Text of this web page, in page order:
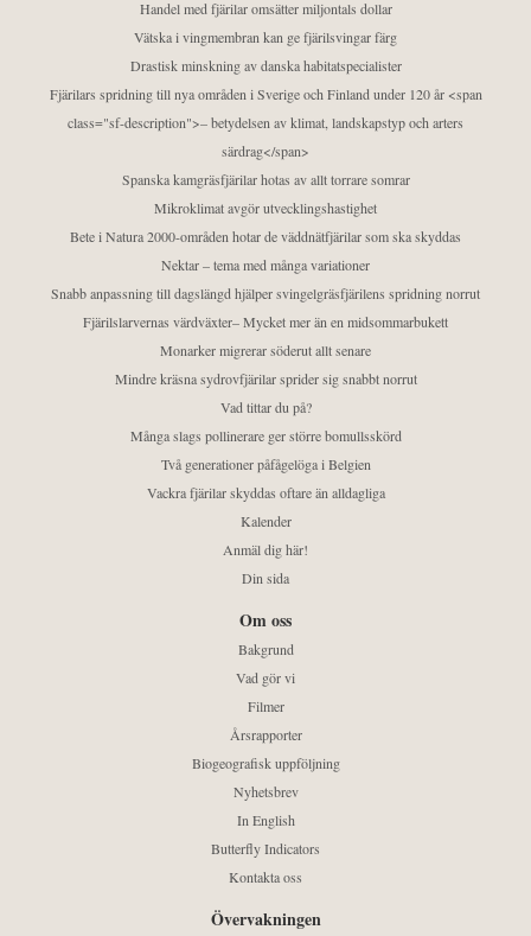
Handel med fjärilar omsätter miljontals dollar
Vätska i vingmembran kan ge fjärilsvingar färg
Drastisk minskning av danska habitatspecialister
Fjärilars spridning till nya områden i Sverige och Finland under 120 år <span
class="sf-description">– betydelsen av klimat, landskapstyp och arters
särdrag</span>
Spanska kamgräsfjärilar hotas av allt torrare somrar
Mikroklimat avgör utvecklingshastighet
Bete i Natura 2000-områden hotar de väddnätfjärilar som ska skyddas
Nektar – tema med många variationer
Snabb anpassning till dagslängd hjälper svingelgräsfjärilens spridning norrut
Fjärilslarvernas värdväxter– Mycket mer än en midsommarbukett
Monarker migrerar söderut allt senare
Mindre kräsna sydrovfjärilar sprider sig snabbt norrut
Vad tittar du på?
Många slags pollinerare ger större bomullsskörd
Två generationer påfågelöga i Belgien
Vackra fjärilar skyddas oftare än alldagliga
Kalender
Anmäl dig här!
Din sida
Om oss
Bakgrund
Vad gör vi
Filmer
Årsrapporter
Biogeografisk uppföljning
Nyhetsbrev
In English
Butterfly Indicators
Kontakta oss
Övervakningen